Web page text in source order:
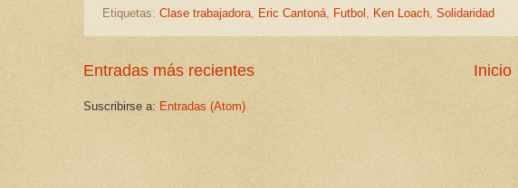
Etiquetas: Clase trabajadora, Eric Cantoná, Futbol , Ken Loach, Solidaridad
Entradas más recientes Inicio
Suscribirse a: Entradas (Atom)